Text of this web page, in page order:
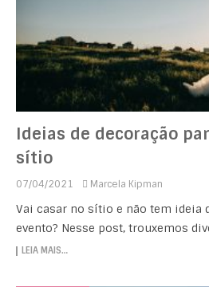
Ideias de decoração
sítio
07/04/2021 Marcela Kipman
Vai casar no sítio e não tem ideia
evento? Nesse post, trouxemos
LEIA MAIS…